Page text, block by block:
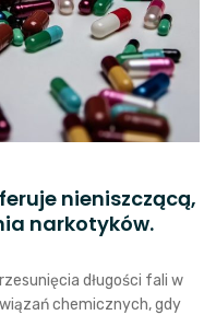
nieniszczącą,
narkotyków.
długości fali w
chemicznych, gdy